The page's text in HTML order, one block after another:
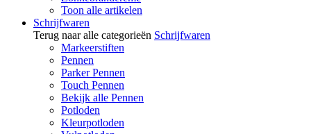
Toon alle artikelen
Schrijfwaren
Terug naar alle categorieën Schrijfwaren
Markeerstiften
Pennen
Parker Pennen
Touch Pennen
Bekijk alle Pennen
Potloden
Kleurpotloden